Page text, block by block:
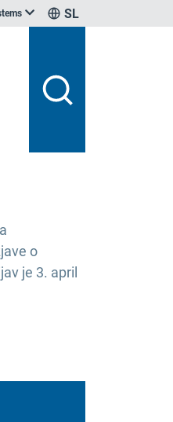
SL
o
je 3. april